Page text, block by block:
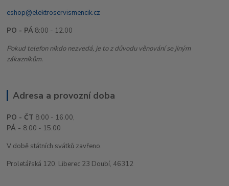
eshop@elektroservismencik.cz
PO - PÁ 8:00 - 12.00
Pokud telefon nikdo nezvedá, je to z důvodu věnování se jiným
zákazníkům.
Adresa a provozní doba
PO - ČT 8:00 - 16.00,
PÁ - 8.00 - 15.00
V době státních svátků zavřeno.
Proletářská 120, Liberec 23 Doubí, 46312